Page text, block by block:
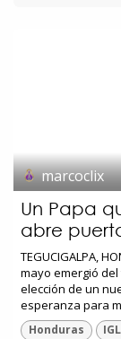
marcoclix
Un Papa
abre
TEGUCIGALPA,
mayo emergió
elección de un
esperanza para
Honduras